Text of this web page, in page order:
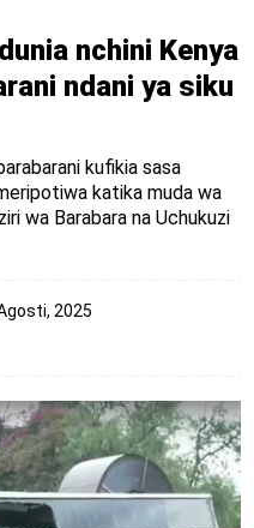
nchini Kenya
ndani ya siku
kufikia sasa
katika muda wa
wa Barabara na Uchukuzi
2025